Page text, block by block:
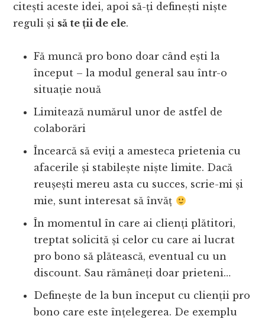
citești aceste idei, apoi să-ți definești niște
reguli și să te ții de ele.
Fă muncă pro bono doar când ești la
început – la modul general sau într-o
situație nouă
Limitează numărul unor de astfel de
colaborări
Încearcă să eviți a amesteca prietenia cu
afacerile și stabilește niște limite. Dacă
reușești mereu asta cu succes, scrie-mi și
mie, sunt interesat să învăț
În momentul în care ai clienți plătitori,
treptat solicită și celor cu care ai lucrat
pro bono să plătească, eventual cu un
discount. Sau rămâneți doar prieteni…
Definește de la bun început cu clienții pro
bono care este înțelegerea. De exemplu